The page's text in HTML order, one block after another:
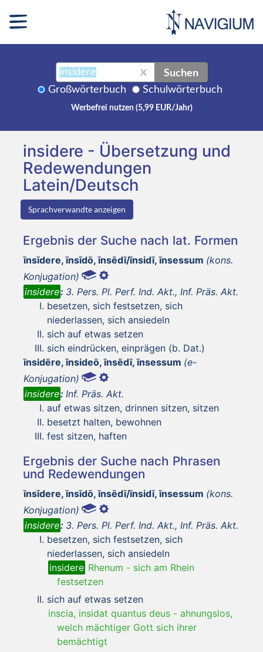
X Suchen
Großwörterbuch Schulwörterbuch
Werbefrei nutzen (5,99 EUR/Jahr)
insidere - Übersetzung und
Redewendungen
Latein/Deutsch
Sprachverwandte anzeigen
Ergebnis der Suche nach lat. Formen
īnsīdere, īnsīdō, īnsēdī/īnsidī, īnsessum (kons.
Konjugation)
insidere: 3. Pers. Pl. Perf. Ind. Akt., Inf. Präs. Akt.
besetzen, sich festsetzen, sich
niederlassen, sich ansiedeln
sich auf etwas setzen
sich eindrücken, einprägen (b. Dat.)
īnsidēre, īnsideō, īnsēdī, īnsessum (e-
Konjugation)
insidere: Inf. Präs. Akt.
auf etwas sitzen, drinnen sitzen, sitzen
besetzt halten, bewohnen
fest sitzen, haften
Ergebnis der Suche nach Phrasen
und Redewendungen
īnsīdere, īnsīdō, īnsēdī/īnsidī, īnsessum (kons.
Konjugation)
insidere: 3. Pers. Pl. Perf. Ind. Akt., Inf. Präs. Akt.
besetzen, sich festsetzen, sich
niederlassen, sich ansiedeln
insidere Rhenum - sich am Rhein
festsetzen
sich auf etwas setzen
inscia, insidat quantus deus - ahnungslos,
welch mächtiger Gott sich ihrer
bemächtigt